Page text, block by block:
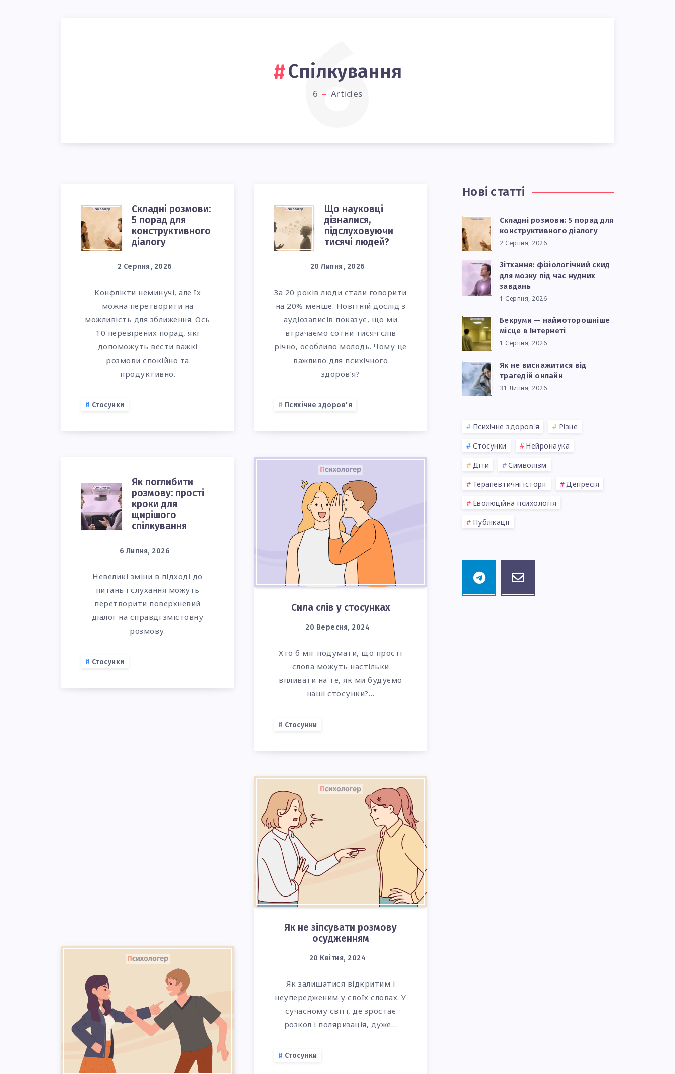
Спілкування
6 Articles
6
СКЛАДНІ
РОЗМОВИ:
ПОРАД
ДЛЯ
КОНСТРУКТИВНОГО
ДІАЛОГУ
Складні розмови:
5 порад для
конструктивного
діалогу
2 Серпня, 2026
Конфлікти неминучі, але їх
можна перетворити на
можливість для зближення. Ось
10 перевірених порад, які
допоможуть вести важкі
розмови спокійно та
продуктивно.
Стосунки
ЩО
НАУКОВЦІ
ДІЗНАЛИСЯ,
ПІДСЛУХОВУЮЧИ
ТИСЯЧІ
ЛЮДЕЙ?
Що науковці
дізналися,
підслуховуючи
тисячі людей?
20 Липня, 2026
За 20 років люди стали говорити
на 20% менше. Новітній дослід з
аудіозаписів показує, що ми
втрачаємо сотни тисяч слів
річно, особливо молодь. Чому це
важливо для психічного
здоров’я?
Психічне здоров'я
ЯК
ПОГЛИБИТИ
РОЗМОВУ:
ПРОСТІ
КРОКИ
ДЛЯ
ЩИРІШОГО
СПІЛКУВАННЯ
Як поглибити
розмову: прості
кроки для
щирішого
спілкування
6 Липня, 2026
Невеликі зміни в підході до
питань і слухання можуть
перетворити поверхневий
діалог на справді змістовну
розмову.
Стосунки
Сила слів у стосунках
20 Вересня, 2024
Хто б міг подумати, що прості
слова можуть настільки
впливати на те, як ми будуємо
наші стосунки?…
Стосунки
Як не зіпсувати розмову
осудженням
20 Квітня, 2024
Як залишатися відкритим і
неупередженим у своїх словах. У
сучасному світі, де зростає
розкол і поляризація, дуже…
Стосунки
Нові статті
Складні розмови: 5 порад для
конструктивного діалогу
2 Серпня, 2026
Зітхання: фізіологічний скид
для мозку під час нудних
завдань
1 Серпня, 2026
Бекруми — наймоторошніше
місце в Інтернеті
1 Серпня, 2026
Як не виснажитися від
трагедій онлайн
31 Липня, 2026
Психічне здоров'я
Різне
Стосунки
Нейронаука
Діти
Символізм
Терапевтичні історії
Депресія
Еволюційна психологія
Публікації
Telegram
Follow
Email
Contact